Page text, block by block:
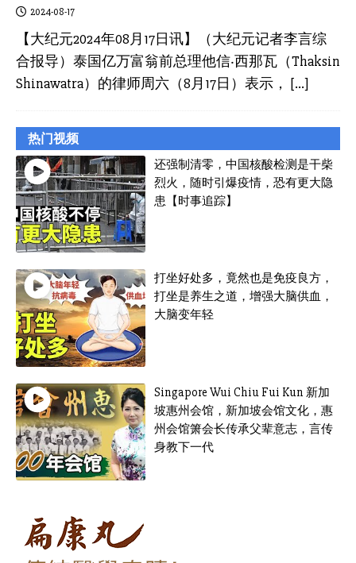
2024-08-17
【大纪元2024年08月17日讯】（大纪元记者李言综
合报导）泰国亿万富翁前总理他信‧西那瓦（Thaksin
Shinawatra）的律师周六（8月17日）表示， […]
热门视频
还强制清零，中国核酸检测是干柴
烈火，随时引爆疫情，恐有更大隐
患【时事追踪】
打坐好处多，竟然也是免疫良方，
打坐是养生之道，增强大脑供血，
大脑变年轻
Singapore Wui Chiu Fui Kun 新加
坡惠州会馆，新加坡会馆文化，惠
州会馆箫会长传承父辈意志，言传
身教下一代